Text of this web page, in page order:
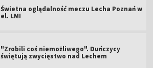
Świetna oglądalność meczu Lecha Poznań w
el. LM!
"Zrobili coś niemożliwego". Duńczycy
świętują zwycięstwo nad Lechem